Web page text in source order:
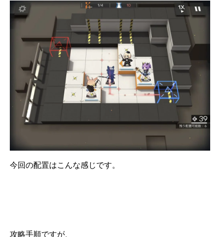
今回の配置はこんな感じです。
攻略手順ですが、